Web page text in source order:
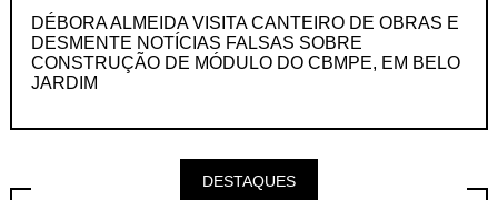
DÉBORA ALMEIDA VISITA CANTEIRO DE OBRAS E
DESMENTE NOTÍCIAS FALSAS SOBRE
CONSTRUÇÃO DE MÓDULO DO CBMPE, EM BELO
JARDIM
DESTAQUES